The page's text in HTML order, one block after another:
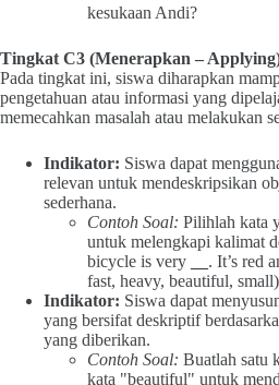
kesukaan Andi?
Tingkat C3 (Menerapkan –
Pada tingkat ini, siswa diharapkan
pengetahuan atau informasi yang
memecahkan masalah atau melakukan
Indikator: Siswa dapat
relevan untuk mendeskripsikan
sederhana.
Contoh Soal: Pilihlah kata
untuk melengkapi kalimat
bicycle is very
. It’s red
fast, heavy, beautiful, small)
Indikator: Siswa dapat
yang bersifat deskriptif
yang diberikan.
Contoh Soal: Buatlah satu
kata "beautiful" untuk